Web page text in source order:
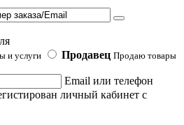
и услуги Продавец Продаю товары
Email или телефон
личный кабинет с